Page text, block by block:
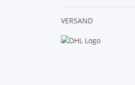
VERSAND